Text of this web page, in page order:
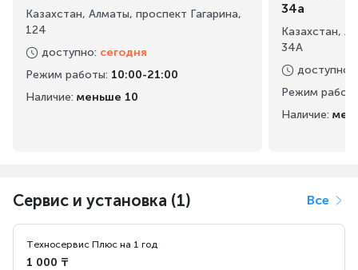
Казахстан, Алматы, проспект Гагарина,
124
доступно: сегодня
Режим работы: 10:00-21:00
Наличие: меньше 10
34а
Казахстан,
34А
доступно
Режим
Наличие:
Сервис и установка (1) Все
Техносервис Плюс на 1 год
1 000 ₸